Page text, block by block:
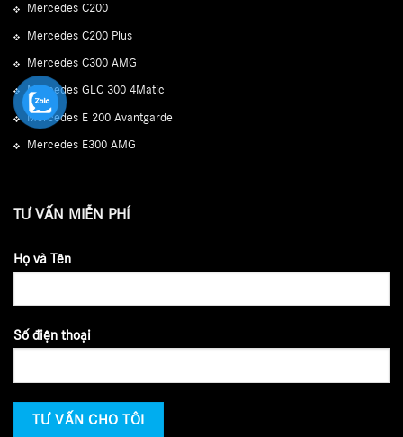
Mercedes C200
Mercedes C200 Plus
Mercedes C300 AMG
Mercedes GLC 300 4Matic
Mercedes E 200 Avantgarde
Mercedes E300 AMG
TƯ VẤN MIỄN PHÍ
Họ và Tên
Số điện thoại